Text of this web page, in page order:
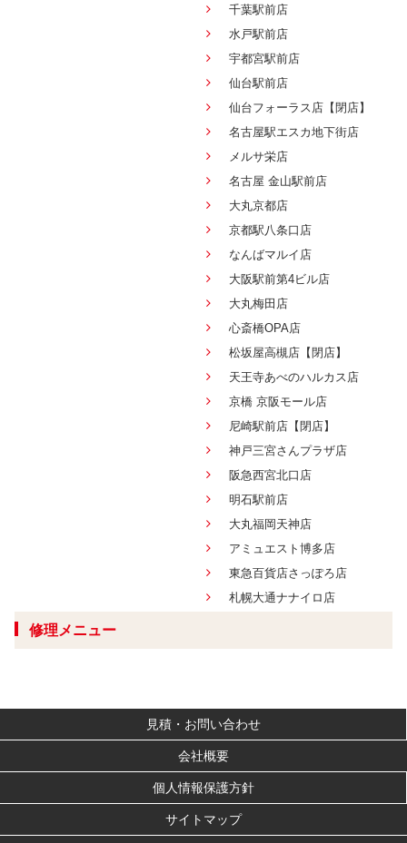
千葉駅前店
水戸駅前店
宇都宮駅前店
仙台駅前店
仙台フォーラス店【閉店】
名古屋駅エスカ地下街店
メルサ栄店
名古屋 金山駅前店
大丸京都店
京都駅八条口店
なんばマルイ店
大阪駅前第4ビル店
大丸梅田店
心斎橋OPA店
松坂屋高槻店【閉店】
天王寺あべのハルカス店
京橋 京阪モール店
尼崎駅前店【閉店】
神戸三宮さんプラザ店
阪急西宮北口店
明石駅前店
大丸福岡天神店
アミュエスト博多店
東急百貨店さっぽろ店
札幌大通ナナイロ店
修理メニュー
見積・お問い合わせ
会社概要
個人情報保護方針
サイトマップ